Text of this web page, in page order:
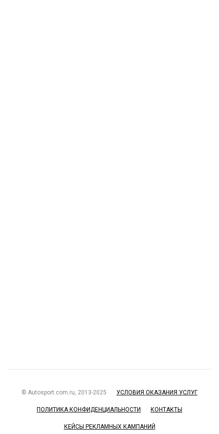
© Autosport.com.ru, 2013-2025 УСЛОВИЯ ОКАЗАНИЯ УСЛУГ
ПОЛИТИКА КОНФИДЕНЦИАЛЬНОСТИ КОНТАКТЫ
КЕЙСЫ РЕКЛАМНЫХ КАМПАНИЙ